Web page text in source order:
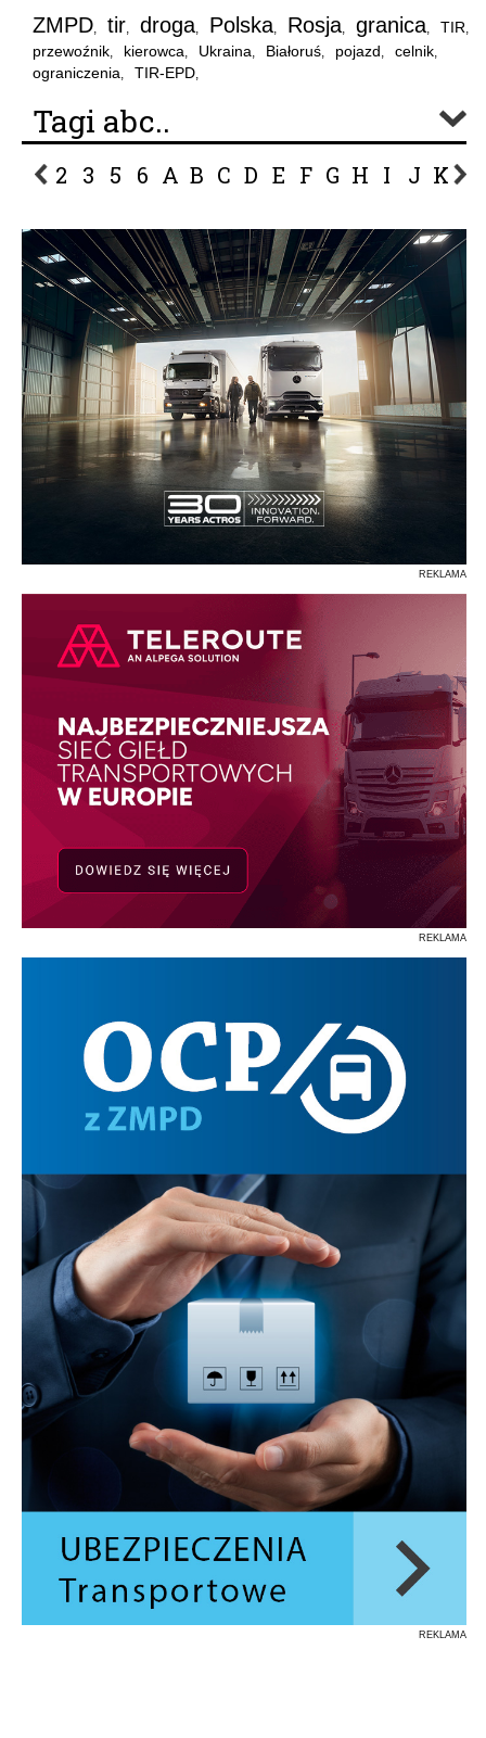
ZMPD, tir, droga, Polska, Rosja, granica, TIR,
przewoźnik, kierowca, Ukraina, Białoruś, pojazd, celnik,
ograniczenia, TIR-EPD,
Tagi abc..
2 3 5 6 A B C D E F G H I J K L
REKLAMA
REKLAMA
REKLAMA